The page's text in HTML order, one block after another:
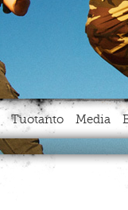
Tuotanto Media